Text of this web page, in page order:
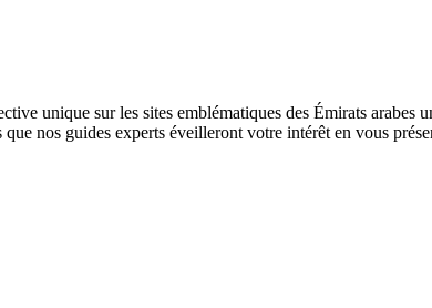
unique sur les sites emblématiques des Émirats
nos guides experts éveilleront votre intérêt en vous